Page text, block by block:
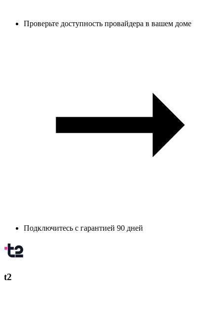
Проверьте доступность провайдера в вашем доме
Подключитесь с гарантией 90 дней
t2